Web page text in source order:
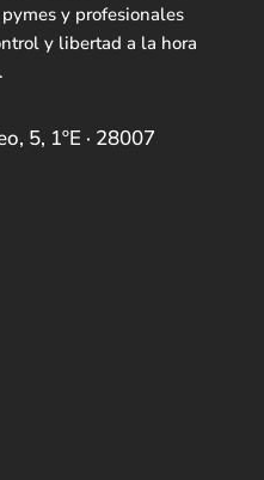
y profesionales
y libertad a la hora
5, 1ºE · 28007